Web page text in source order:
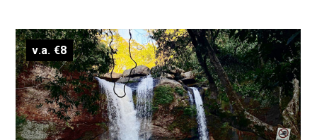
v.a. €8